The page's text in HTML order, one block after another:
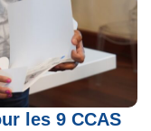
Garance :
les 9 CCAS